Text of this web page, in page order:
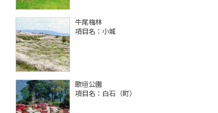
牛尾梅林
項目名：小城
歌垣公園
項目名：白石（町）